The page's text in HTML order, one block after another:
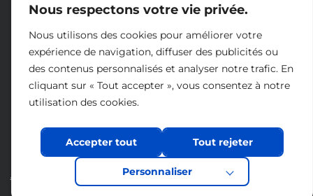
Nous respectons votre vie privée.
Nous utilisons des cookies pour améliorer votre
expérience de navigation, diffuser des publicités ou
des contenus personnalisés et analyser notre trafic. En
cliquant sur « Tout accepter », vous consentez à notre
utilisation des cookies.
Personnaliser
Tout rejeter
Accepter tout
Lundi, Mercredi, Jeudi, Vendredi :
08h30 -> 12h00
13h30 -> 17h30
Mardi :
8h30 -> 12h00
14h30 -> 17h30
Samedi :
09h00 -> 12h00
Charte réseaux sociaux
Nous contacter
Acceo Politique de confidentialité
Accessibilité
Plan du siteÉco-conception